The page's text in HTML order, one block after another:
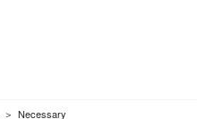
Necessary